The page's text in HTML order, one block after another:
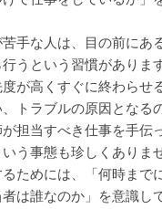
手な人は、目の前にあ
うという習慣があります
が高くすぐに終わらせ
トラブルの原因となる
担当すべき仕事を手伝
う事態も珍しくありま
ためには、「何時まで
は誰なのか」を意識し